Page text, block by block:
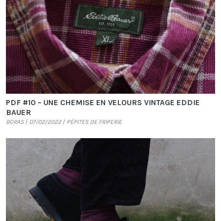
PDF #10 – UNE CHEMISE EN VELOURS VINTAGE EDDIE
BAUER
BORAS 07/02/2022 PÉPITES DE FRIPERIE